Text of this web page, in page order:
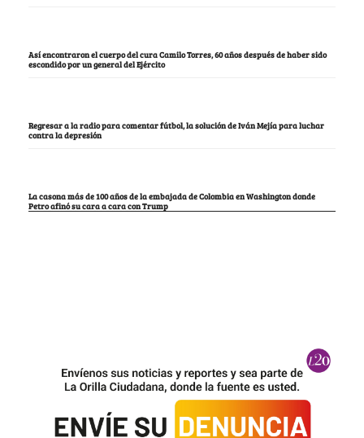
Así encontraron el cuerpo del cura Camilo Torres, 60 años después de haber sido
escondido por un general del Ejército
Regresar a la radio para comentar fútbol, la solución de Iván Mejía para luchar
contra la depresión
La casona más de 100 años de la embajada de Colombia en Washington donde
Petro afinó su cara a cara con Trump